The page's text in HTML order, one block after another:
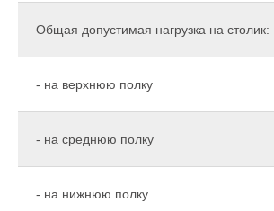
Общая допустимая нагрузка на столик:
- на верхнюю полку
- на среднюю полку
- на нижнюю полку